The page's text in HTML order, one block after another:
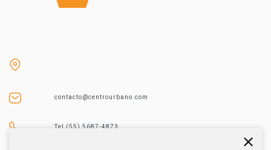
contacto@centrourbano.com
Tel (55) 5687-4873